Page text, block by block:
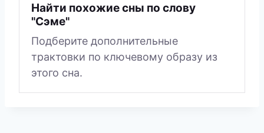
Найти похожие сны по слову
"Сэме"
Подберите дополнительные
трактовки по ключевому образу из
этого сна.